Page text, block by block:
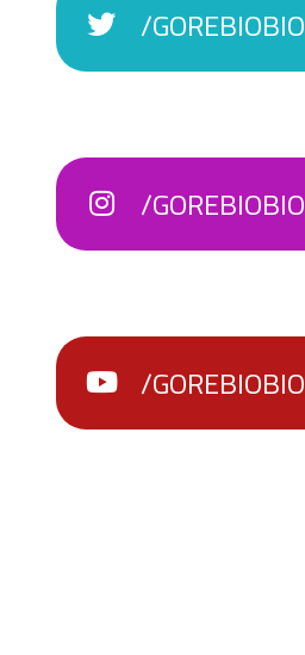
/GOREBIOBIO
/GOREBIOBIO
/GOREBIOBIO